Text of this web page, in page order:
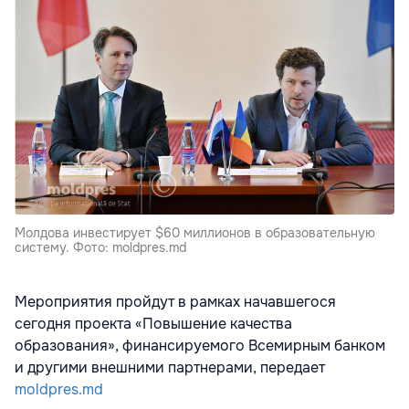
Молдова инвестирует $60 миллионов в образовательную
систему. Фото: moldpres.md
Мероприятия пройдут в рамках начавшегося
сегодня проекта «Повышение качества
образования», финансируемого Всемирным банком
и другими внешними партнерами, передает
moldpres.md